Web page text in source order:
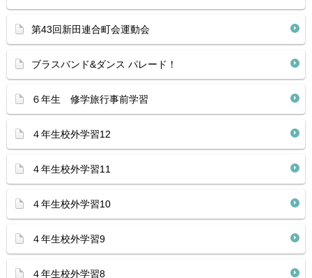
第43回新田連合町会運動会
ブラスバンド&ダンス パレード！
６年生 修学旅行事前学習
４年生校外学習12
４年生校外学習11
４年生校外学習10
４年生校外学習9
４年生校外学習8